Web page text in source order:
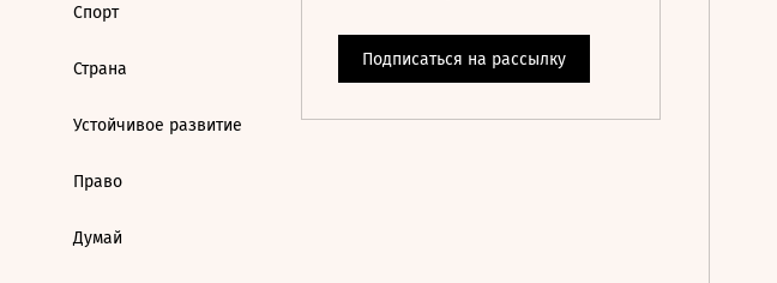
Спорт
Страна
Устойчивое развитие
Право
Думай